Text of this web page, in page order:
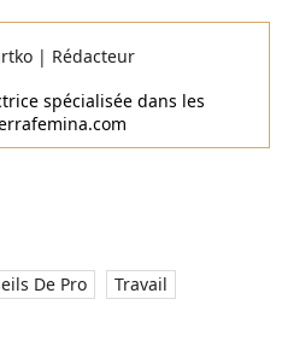
| Rédacteur
spécialisée dans les
De Pro Travail